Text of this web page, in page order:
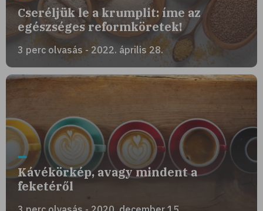
Cseréljük le a krumplit: íme az
egészséges reformköretek!
3 perc olvasás - 2022. április 28.
Kávékörkép, avagy mindent a
feketéről